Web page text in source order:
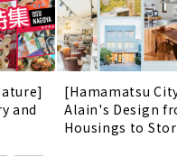
and
[Hamamatsu
Alain's Design
Housings to